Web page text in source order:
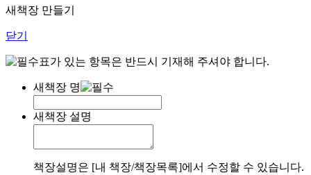
새책장 만들기
닫기
표가 있는 항목은 반드시 기재해 주셔야 합니다.
새책장 명
새책장 설명
책장설명은 [내 책장/책장목록]에서 수정할 수 있습니다.